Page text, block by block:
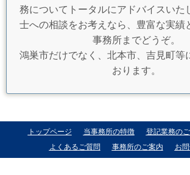
務についてトータルにアドバイスいた
士への相談をお考えなら、豊富な実績
事務所までどうぞ。
鴻巣市だけでなく、北本市、吉見町等
おります。
トップページ 当事務所の特徴 登記業務の
よくあるご質問
事務所のご案内 お